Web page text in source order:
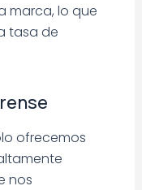
marca, lo que
tasa de
ofrecemos
nos